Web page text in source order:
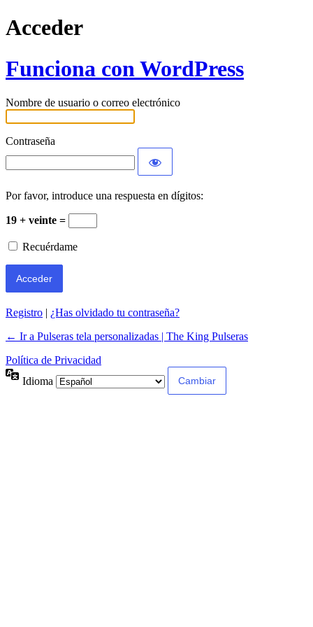
Acceder
Funciona con WordPress
Nombre de usuario o correo electrónico
Contraseña
Por favor, introduce una respuesta en dígitos:
19 + veinte =
Recuérdame
Registro | ¿Has olvidado tu contraseña?
← Ir a Pulseras tela personalizadas | The King Pulseras
Política de Privacidad
Idioma